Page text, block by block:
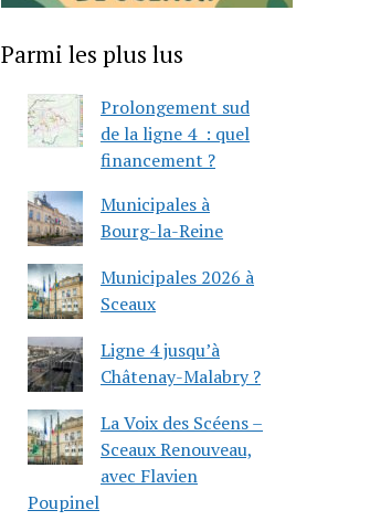
Parmi les plus lus
Prolongement sud
de la ligne 4 : quel
financement ?
Municipales à
Bourg-la-Reine
Municipales 2026 à
Sceaux
Ligne 4 jusqu’à
Châtenay-Malabry ?
La Voix des Scéens –
Sceaux Renouveau,
avec Flavien
Poupinel